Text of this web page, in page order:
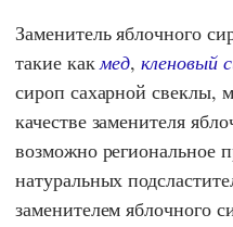
Заменитель яблочного
такие какмед,кленовый
сироп сахарной свеклы,
качестве заменителя
возможно региональное
натуральных
заменителем яблочного